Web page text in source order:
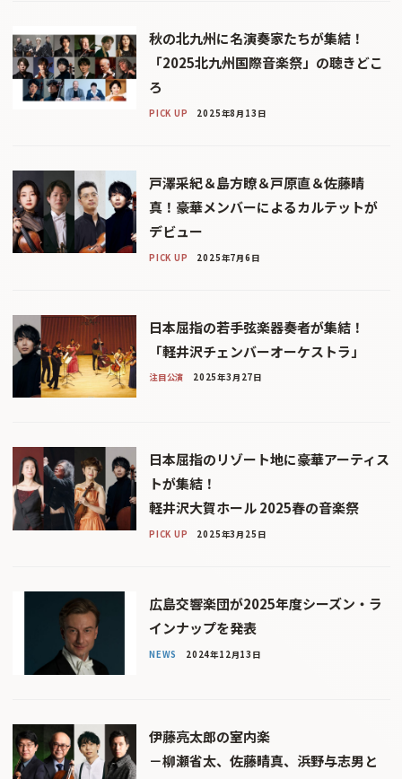
秋の北九州に名演奏家たちが集結！
「2025北九州国際音楽祭」の聴きどこ
ろ
PICK UP 2025年8月13日
戸澤采紀＆島方瞭＆戸原直＆佐藤晴
真！豪華メンバーによるカルテットが
デビュー
PICK UP 2025年7月6日
日本屈指の若手弦楽器奏者が集結！
「軽井沢チェンバーオーケストラ」
注目公演 2025年3月27日
日本屈指のリゾート地に豪華アーティス
トが集結！
軽井沢大賀ホール 2025春の音楽祭
PICK UP 2025年3月25日
広島交響楽団が2025年度シーズン・ラ
インナップを発表
NEWS 2024年12月13日
伊藤亮太郎の室内楽
－柳瀬省太、佐藤晴真、浜野与志男と